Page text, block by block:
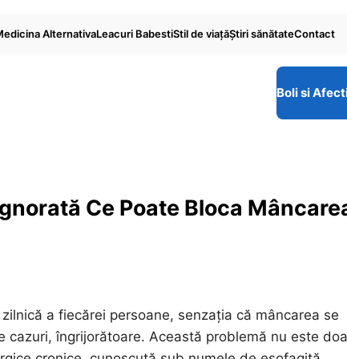
AlternativaLeacuri BabestiStil de viaţăŞtiri sănătateContact
Boli si
Ce Poate Bloca
a fiecărei persoane, senzația că mâncarea se
îngrijorătoare. Această problemă nu este